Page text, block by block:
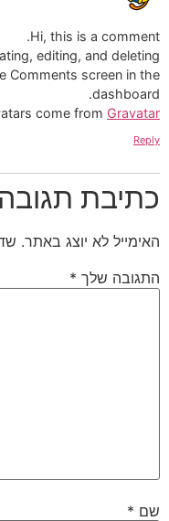
Hi, this is a comment.
editing, and deleting
Comments screen in the
dashboard.
come from Gravatar
Reply
כתיבת תגובה
האימייל לא יוצג באתר.
התגובה שלך *
שם *